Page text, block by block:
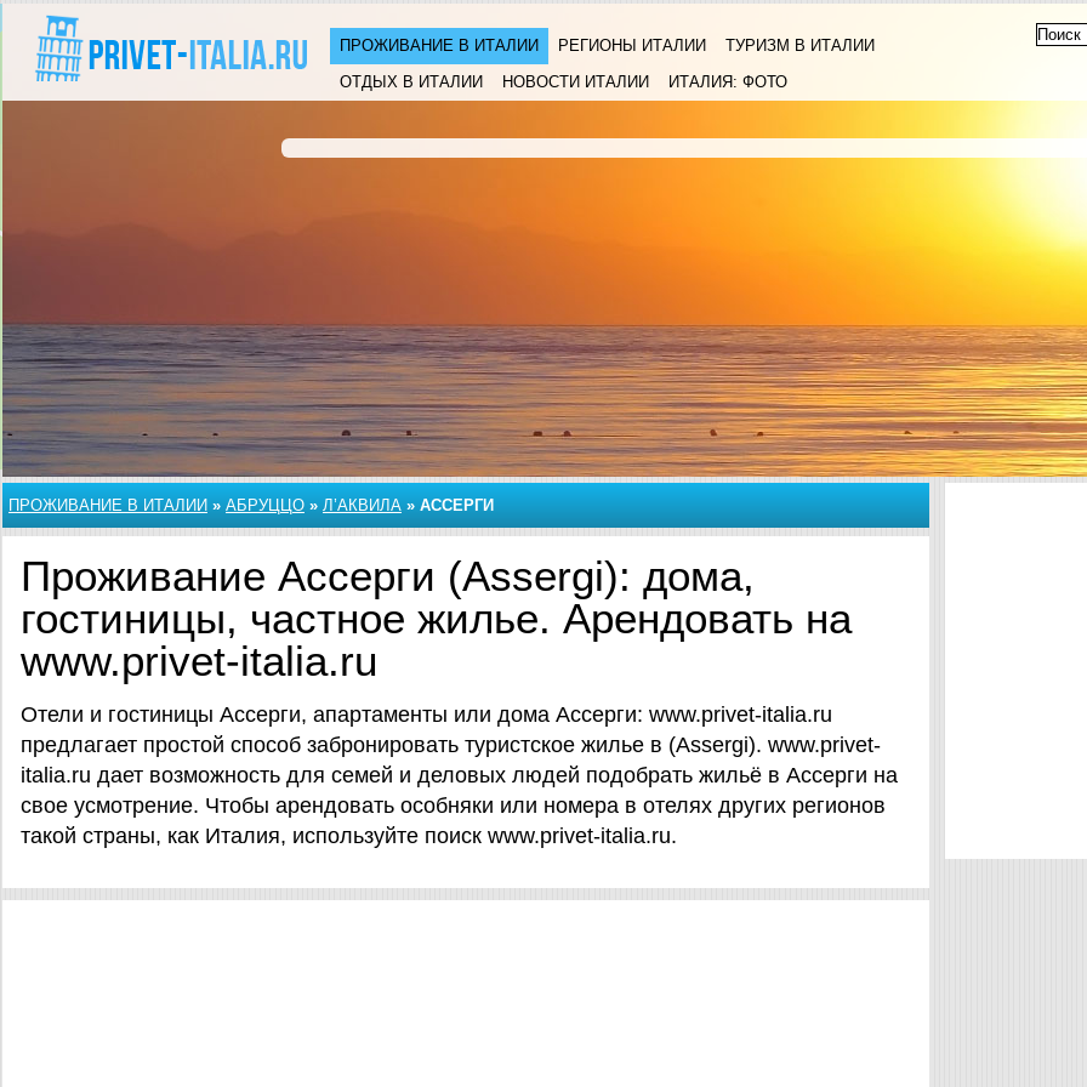
ПРОЖИВАНИЕ В ИТАЛИИ РЕГИОНЫ ИТАЛИИ
ТУРИЗМ В ИТАЛИИ
ОТДЫХ В ИТАЛИИ
НОВОСТИ ИТАЛИИ ИТАЛИЯ: ФОТО
ПРОЖИВАНИЕ В ИТАЛИИ » АБРУЦЦО » Л’АКВИЛА » АССЕРГИ
Проживание Ассерги (Assergi): дома,
гостиницы, частное жилье. Арендовать на
www.privet-italia.ru
Отели и гостиницы Ассерги, апартаменты или дома Ассерги: www.privet-italia.ru
предлагает простой способ забронировать туристское жилье в (Assergi). www.privet-
italia.ru дает возможность для семей и деловых людей подобрать жильё в Ассерги на
свое усмотрение. Чтобы арендовать особняки или номера в отелях других регионов
такой страны, как Италия, используйте поиск www.privet-italia.ru.